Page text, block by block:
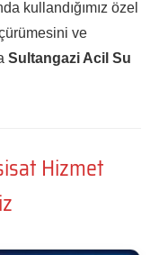
kullandığımız özel
ve
Sultangazi Acil Su
Hizmet